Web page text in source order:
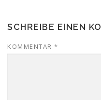
SCHREIBE EINEN
KOMMENTAR *